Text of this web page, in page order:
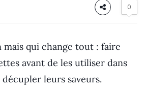
0
mais qui change tout : faire
avant de les utiliser dans
leurs saveurs.